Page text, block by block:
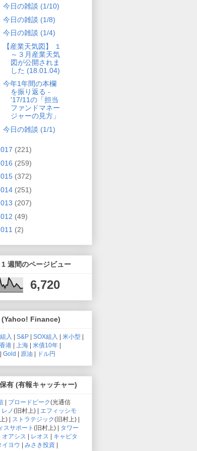
今日の雑談 (1/10)
今日の雑談 (1/8)
今日の雑談 (1/4)
【産業天気図】 １
～３月産業天気
図が公開されま
した (18.01.04)
今年1年間の本欄
を振り返る -
'17/11の「担当
ファンドマネー
ジャーの見方」
今日の雑談 (1/1)
(221)
(259)
(372)
(251)
(207)
(49)
(2)
週間のページビュー
6,720
(Yahoo! Finance)
入 | S&P | SOX組入 | 米小型 |
香港 | 上海 | 米債10年 |
| Gold | 原油 | ドル円
有 (有報キャッチャー)
ブロードピーク(光通信
レノ(旧村上) | エフィッシモ
) |
ストラテジック(旧村上) |
スサポート (旧村上) | タワー
オアシス レオス
キャピタ
イヨウ みさき投資